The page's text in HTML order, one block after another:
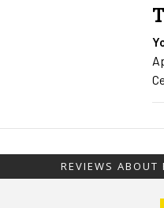
REVIEWS ABOUT